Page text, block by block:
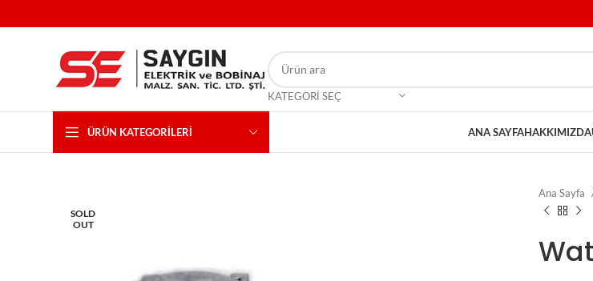
KATEGORI SEÇ
ÜRÜN KATEGORILERI ANA SAYFAHAKKIMIZDA
SOLD
OUT
Ana Sayfa